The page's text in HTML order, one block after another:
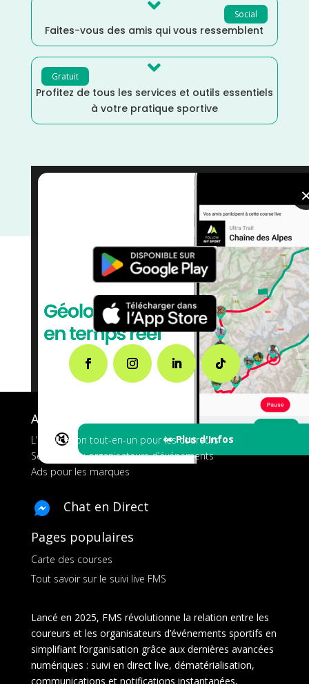
Social

Faites-vous des amis qui vous ressemblent
Gratuit 
Profitez de tous les services et outils essentiels
à votre pratique sportive
🔇 👀 Plus d'Infos
Distance Faible/
courses
A propos de FMS
L’application tout-en-un pour les coureurs
Services aux organisateurs d’événements
Ads pour les marques
Chat en Direct
Pages populaires
Carte des courses
Tout savoir sur le suivi live FMS
Lancé en 2025, FMS révolutionne la relation entre les
coureurs et les organisateurs d’événements sportifs en
simplifiant l’organisation grâce aux dernières avancées
numériques : suivi en direct live, dématérialisation,
communications et notifications instantanées,